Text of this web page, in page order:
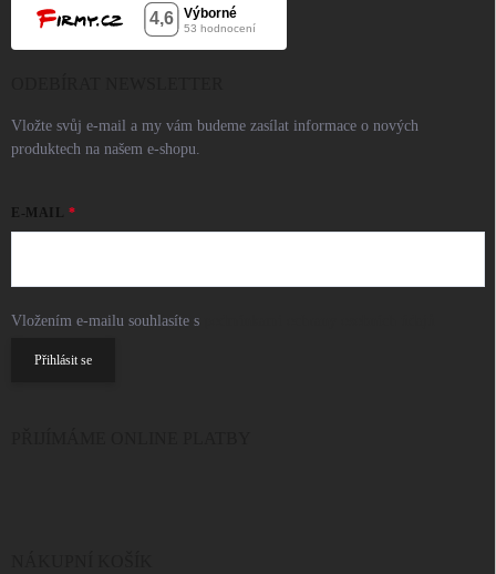
Vložte svůj e-mail a my vám budeme zasílat informace o nových
produktech na našem e-shopu.
E-MAIL
Vložením e-mailu souhlasíte s
Přihlásit se